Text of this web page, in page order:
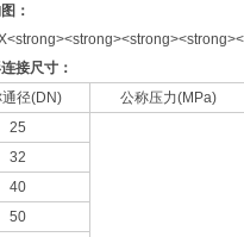
：
接尺寸：
径(DN)
公称压力(MPa)
25
32
40
50